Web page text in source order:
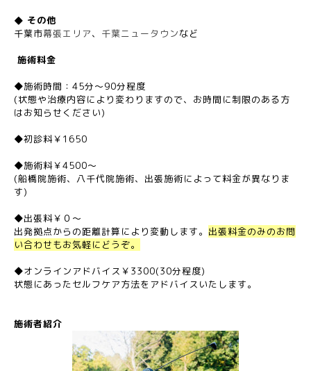
◆ その他
千葉市幕張エリア、 千葉ニュータウンなど
施術料金
◆施術時間：45分～90分程度
(状態や治療内容により変わりますので、お時間に制限のある方
はお知らせください)
◆初診料￥1650
◆施術料￥4500～
(船橋院施術、八千代院施術、出張施術によって料金が異なりま
す)
◆出張料￥０～
出発拠点からの距離計算により変動します。 出張料金のみのお問
い合わせもお気軽にどうぞ。
◆オンラインアドバイス￥3300(30分程度)
状態にあったセルフケア方法をアドバイスいたします。
施術者紹介